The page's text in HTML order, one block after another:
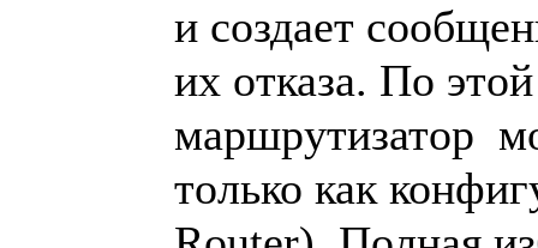
и создает
их отказа. По
маршрутизатор
только как